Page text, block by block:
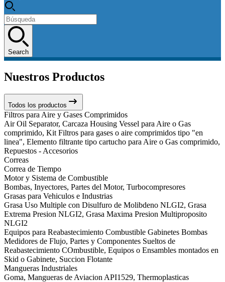
Search
Nuestros Productos
Todos los productos
Filtros para Aire y Gases Comprimidos
Air Oil Separator, Carcaza Housing Vessel para Aire o Gas
comprimido, Kit Filtros para gases o aire comprimidos tipo "en
linea", Elemento filtrante tipo cartucho para Aire o Gas comprimido,
Repuestos - Accesorios
Correas
Correa de Tiempo
Motor y Sistema de Combustible
Bombas, Inyectores, Partes del Motor, Turbocompresores
Grasas para Vehiculos e Industrias
Grasa Uso Multiple con Disulfuro de Molibdeno NLGI2, Grasa
Extrema Presion NLGI2, Grasa Maxima Presion Multiproposito
NLGI2
Equipos para Reabastecimiento Combustible Gabinetes Bombas
Medidores de Flujo, Partes y Componentes Sueltos de
Reabastecimiento COmbustible, Equipos o Ensambles montados en
Skid o Gabinete, Succion Flotante
Mangueras Industriales
Goma, Mangueras de Aviacion API1529, Thermoplasticas